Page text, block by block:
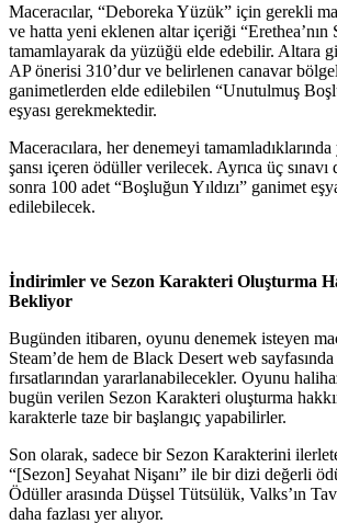
Maceracılar, “Deboreka Yüzük” için gerekli
ve hatta yeni eklenen altar içeriği “Erethea’nın
tamamlayarak da yüzüğü elde edebilir. Altara
AP önerisi 310’dur ve belirlenen canavar
ganimetlerden elde edilebilen “Unutulmuş
eşyası gerekmektedir.
Maceracılara, her denemeyi
şansı içeren ödüller verilecek. Ayrıca üç sınavı
sonra 100 adet “Boşluğun Yıldızı” ganimet
edilebilecek.
İndirimler ve Sezon Karakteri Oluşturma
Bekliyor
Bugünden itibaren, oyunu denemek isteyen
Steam’de hem de Black Desert web
fırsatlarından yararlanabilecekler. Oyunu
bugün verilen Sezon Karakteri oluşturma
karakterle taze bir başlangıç yapabilirler.
Son olarak, sadece bir Sezon Karakterini
“[Sezon] Seyahat Nişanı” ile bir dizi değerli
Ödüller arasında Düşsel Tütsülük, Valks’ın
daha fazlası yer alıyor.